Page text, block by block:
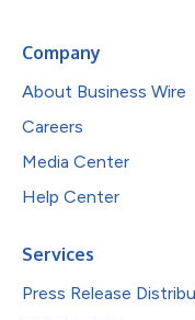
Company
About Business Wire
Careers
Media Center
Help Center
Services
Press Release